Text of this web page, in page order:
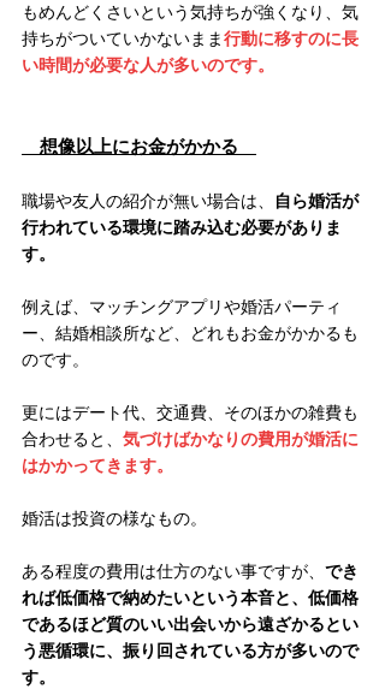
もめんどくさいという気持ちが強くなり、気
持ちがついていかないまま行動に移すのに長
い時間が必要な人が多いのです。
想像以上にお金がかかる
職場や友人の紹介が無い場合は、
自ら婚活が
行われている環境に踏み込む必要がありま
す。
例えば、マッチングアプリや婚活パーティ
ー、結婚相談所など、どれもお金がかかるも
のです。
更にはデート代、交通費、そのほかの雑費も
合わせると、 気づけばかなりの費用が婚活に
はかかってきます。
婚活は投資の様なもの。
ある程度の費用は仕方のない事ですが、 でき
れば低価格で納めたいという本音と、低価格
であるほど質のいい出会いから遠ざかるとい
う悪循環に、振り回されている方が多いので
す。